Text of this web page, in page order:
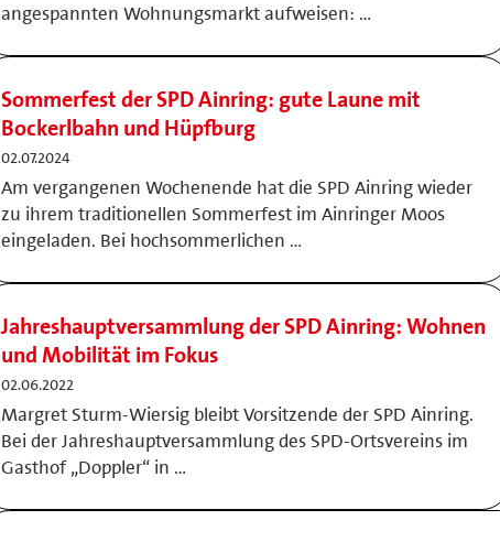
angespannten Wohnungsmarkt aufweisen: …
Sommerfest der SPD Ainring: gute Laune mit
Bockerlbahn und Hüpfburg
02.07.2024
Am vergangenen Wochenende hat die SPD Ainring wieder
zu ihrem traditionellen Sommerfest im Ainringer Moos
eingeladen. Bei hochsommerlichen …
Jahreshauptversammlung der SPD Ainring: Wohnen
und Mobilität im Fokus
02.06.2022
Margret Sturm-Wiersig bleibt Vorsitzende der SPD Ainring.
Bei der Jahreshauptversammlung des SPD-Ortsvereins im
Gasthof „Doppler“ in …